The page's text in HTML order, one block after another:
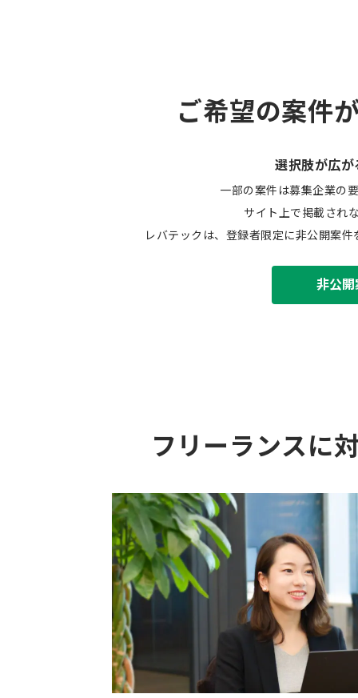
ご希望の案件
選択肢が広が
一部の案件は募集企業の
サイト上で掲載され
レバテックは、登録者限定に非公開案
非公
フリーランスに